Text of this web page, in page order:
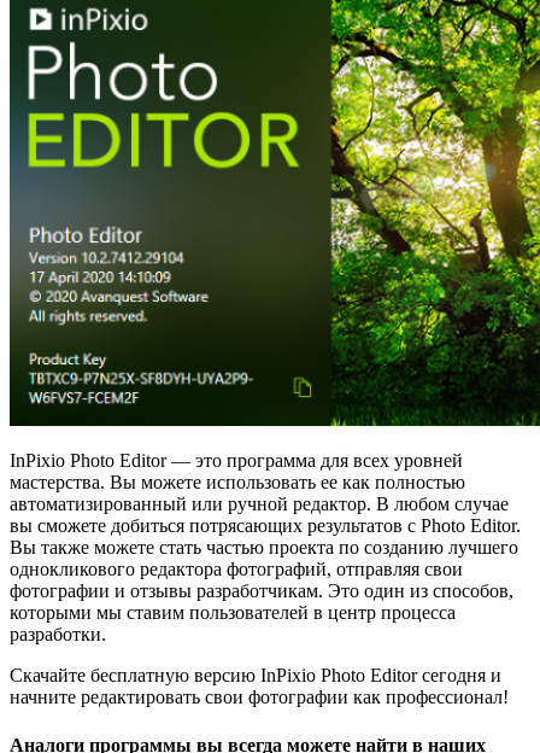
InPixio Photo Editor — это программа для всех уровней
мастерства. Вы можете использовать ее как полностью
автоматизированный или ручной редактор. В любом случае
вы сможете добиться потрясающих результатов с Photo Editor.
Вы также можете стать частью проекта по созданию лучшего
однокликового редактора фотографий, отправляя свои
фотографии и отзывы разработчикам. Это один из способов,
которыми мы ставим пользователей в центр процесса
разработки.
Скачайте бесплатную версию InPixio Photo Editor сегодня и
начните редактировать свои фотографии как профессионал!
Аналоги программы вы всегда можете найти в наших